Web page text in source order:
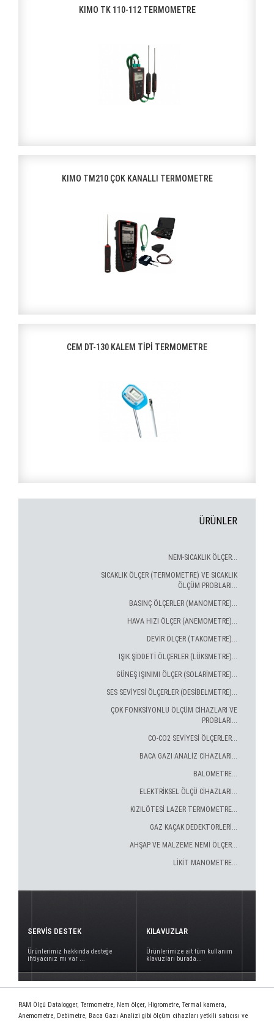
KIMO TK 110-112 TERMOMETRE
KIMO TM210 ÇOK KANALLI TERMOMETRE
CEM DT-130 KALEM TİPİ TERMOMETRE
ÜRÜNLER
NEM-SICAKLIK ÖLÇER...
SICAKLIK ÖLÇER (TERMOMETRE) VE SICAKLIK
ÖLÇÜM PROBLARI...
BASINÇ ÖLÇERLER (MANOMETRE)...
HAVA HIZI ÖLÇER (ANEMOMETRE)...
DEVİR ÖLÇER (TAKOMETRE)...
IŞIK ŞİDDETİ ÖLÇERLER (LÜKSMETRE)...
GÜNEŞ IŞINIMI ÖLÇER (SOLARİMETRE)...
SES SEVİYESİ ÖLÇERLER (DESİBELMETRE)...
ÇOK FONKSİYONLU ÖLÇÜM CİHAZLARI VE
PROBLARI...
CO-CO2 SEVİYESİ ÖLÇERLER...
BACA GAZI ANALİZ CİHAZLARI...
BALOMETRE...
ELEKTRİKSEL ÖLÇÜ CİHAZLARI...
KIZILÖTESİ LAZER TERMOMETRE...
GAZ KAÇAK DEDEKTORLERİ...
AHŞAP VE MALZEME NEMİ ÖLÇER...
LİKİT MANOMETRE...
SERVİS DESTEK
Ürünlerimiz hakkında desteğe
ihtiyacınız mı var ...
KILAVUZLAR
Ürünlerimize ait tüm kullanım
klavuzları burada...
RAM Ölçü Datalogger, Termometre, Nem ölçer, Higrometre, Termal kamera,
Anemometre, Debimetre, Baca Gazı Analizi gibi ölçüm cihazları yetkili satıcısı ve